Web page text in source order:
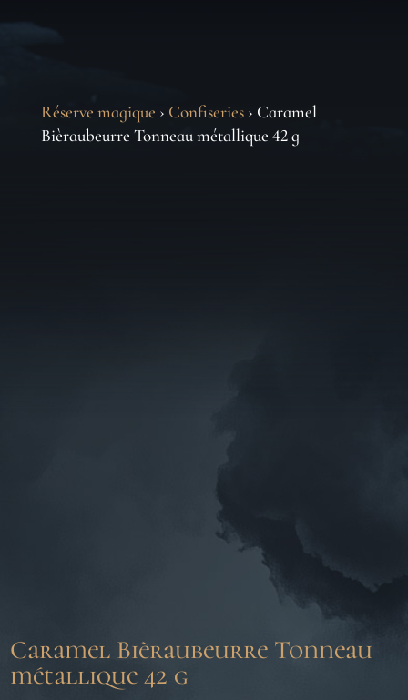
Réserve magique › Confiseries› Caramel
Bièraubeurre Tonneau métallique 42 g
Caramel Bièraubeurre Tonneau
métallique 42 g